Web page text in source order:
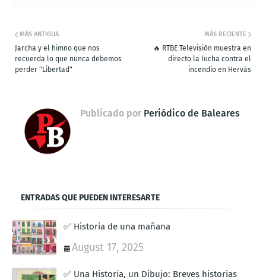
MÁS RECIENTE
🔥 RTBE Televisión muestra en
directo la lucha contra el
incendio en Hervás
MÁS ANTIGUA
Jarcha y el himno que nos
recuerda lo que nunca debemos
perder "Libertad"
Publicado por Periódico de Baleares
ENTRADAS QUE PUEDEN INTERESARTE
✅ Historia de una mañana
August 17, 2025
✅ Una Historia, un Dibujo: Breves historias